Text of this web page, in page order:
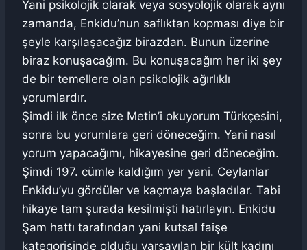
Yani psikolojik olarak veya sosyolojik olarak aynı
zamanda, Enkidu’nun saflıktan kopması diye bir
şeyle karşılaşacağız birazdan. Bunun üzerine
biraz konuşacağım. Bu konuşacağım her iki şey
de bir temellere olan psikolojik ağırlıklı
yorumlardır.
Şimdi ilk önce size Metin’i okuyorum Türkçesini,
sonra bu yorumlara geri döneceğim. Yani nasıl
yorum yapacağımı, hikayesine geri döneceğim.
Şimdi 197. cümle kaldığım yer yani. Ceylanlar
Enkidu’yu gördüler ve kaçmaya başladılar. Tabi
hikaye tam şurada kesilmişti hatırlayın. Enkidu
Şam hattı tarafından yani kutsal faişe
kategorisinde olduğu varsayılan bir kült kadını